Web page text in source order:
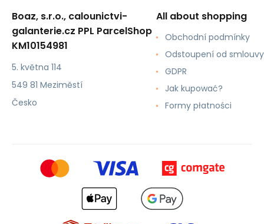
Boaz, s.r.o., calounictvi-
galanterie.cz PPL ParcelShop
KM10154981
5. května 114
549 81 Meziměstí
Česko
All about shopping
Obchodní podmínky
Odstoupení od smlouvy
GDPR
Jak kupować?
Formy płatności